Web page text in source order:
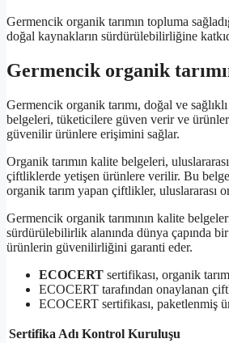
Germencik organik tarımın topluma
doğal kaynakların sürdürülebilirliğine
Germencik organik
Germencik organik tarımı, doğal ve
belgeleri, tüketicilere güven verir ve
güvenilir ürünlere erişimini sağlar.
Organik tarımın kalite belgeleri,
çiftliklerde yetişen ürünlere verilir. Bu
organik tarım yapan çiftlikler, uluslararası
Germencik organik tarımının kalite
sürdürülebilirlik alanında dünya çapında
ürünlerin güvenilirliğini garanti eder.
ECOCERT sertifikası, organik
ECOCERT tarafından onaylanan
ECOCERT sertifikası, paketlenmiş
Sertifika Adı Kontrol Kuruluşu